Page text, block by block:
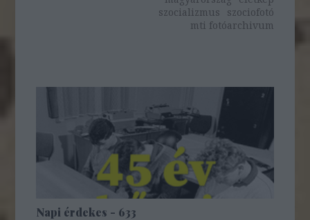
szocializmus
szociofotó
mti fotóarchivum
Napi érdekes - 633